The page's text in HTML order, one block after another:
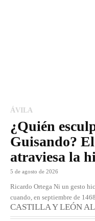
ÁVILA
¿Quién
Guisando?
atraviesa la
5 de agosto de 2026
Ricardo Ortega Ni un gesto hicieron los graníticos Toros de Guisando
cuando, en septiembre de
CASTILLA Y LEÓN